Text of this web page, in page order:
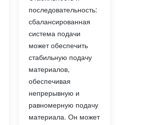
последовательность:
сбалансированная
система подачи
может обеспечить
стабильную подачу
материалов,
обеспечивая
непрерывную и
равномерную подачу
материала. Он может